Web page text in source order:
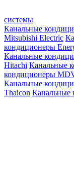
системы
Канальные
Mitsubishi Electric
кондиционеры
Канальные
Hitachi Канальные
кондиционеры
Канальные
Thaicon Канальные